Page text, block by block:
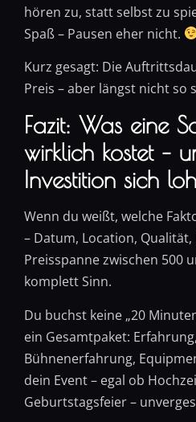
hören zu, statt selbst zu
Spaß – Pausen eher nicht.
Kurz gesagt: Die
Preis – aber längst nicht so
Fazit: Was eine
wirklich kostet –
Investition sich
Wenn du weißt, welche
– Datum, Location,
Preisspanne zwischen 500
komplett Sinn.
Du buchst keine „20
ein Gesamtpaket:
Bühnenerfahrung,
dein Event – egal ob
Geburtstagsfeier –